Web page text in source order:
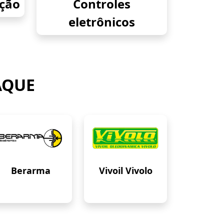
Controles
eletrônicos
Berarma Vivoil Vivolo